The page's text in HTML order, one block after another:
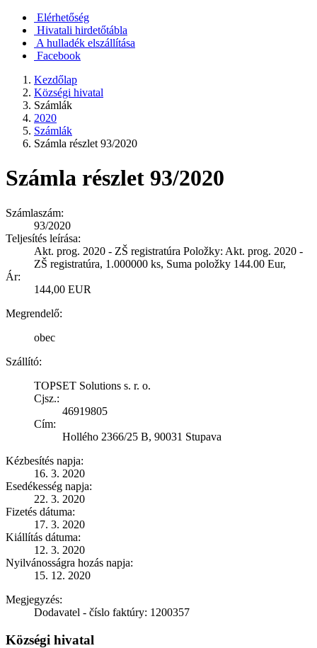
Elérhetőség
Hivatali hirdetőtábla
A hulladék elszállítása
Facebook
Kezdőlap
Községi hivatal
Számlák
2020
Számlák
Számla részlet 93/2020
Számla részlet 93/2020
Számlaszám:
93/2020
Teljesítés leírása:
Akt. prog. 2020 - ZŠ registratúra Položky: Akt. prog. 2020 -
ZŠ registratúra, 1.000000 ks, Suma položky 144.00 Eur,
Ár:
144,00 EUR
Megrendelő:
obec
Szállító:
TOPSET Solutions s. r. o.
Cjsz.:
46919805
Cím:
Hollého 2366/25 B, 90031 Stupava
Kézbesítés napja:
16. 3. 2020
Esedékesség napja:
22. 3. 2020
Fizetés dátuma:
17. 3. 2020
Kiállítás dátuma:
12. 3. 2020
Nyilvánosságra hozás napja:
15. 12. 2020
Megjegyzés:
Dodavatel - číslo faktúry: 1200357
Községi hivatal